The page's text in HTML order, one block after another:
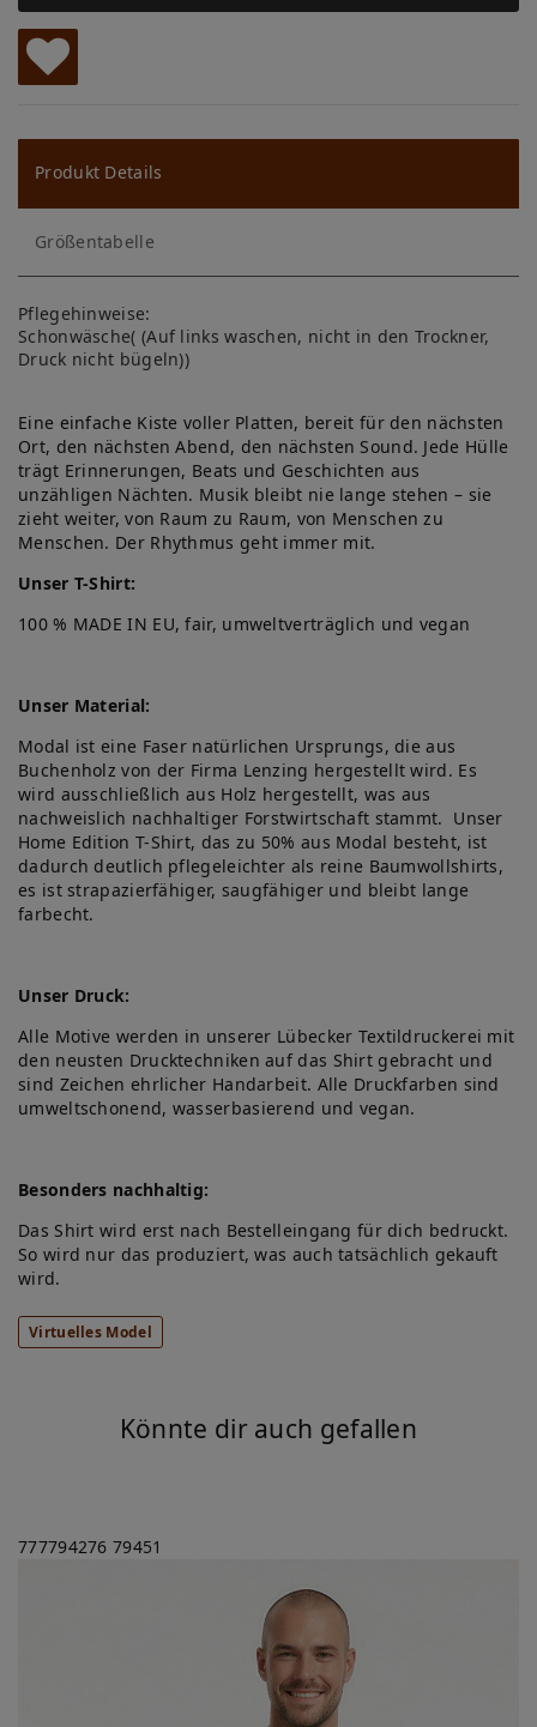
W
u
ns
ch
lis
te
Produkt Details
Größentabelle
Pflegehinweise:
Schonwäsche( (Auf links waschen, nicht in den Trockner,
Druck nicht bügeln))
Eine einfache Kiste voller Platten, bereit für den nächsten
Ort, den nächsten Abend, den nächsten Sound. Jede Hülle
trägt Erinnerungen, Beats und Geschichten aus
unzähligen Nächten. Musik bleibt nie lange stehen – sie
zieht weiter, von Raum zu Raum, von Menschen zu
Menschen. Der Rhythmus geht immer mit.
Unser T-Shirt:
100 % MADE IN EU, fair, umweltverträglich und vegan
Unser Material:
Modal ist eine Faser natürlichen Ursprungs, die aus
Buchenholz von der Firma Lenzing hergestellt wird. Es
wird ausschließlich aus Holz hergestellt, was aus
nachweislich nachhaltiger Forstwirtschaft stammt. Unser
Home Edition T-Shirt, das zu 50% aus Modal besteht, ist
dadurch deutlich pflegeleichter als reine Baumwollshirts,
es ist strapazierfähiger, saugfähiger und bleibt lange
farbecht.
Unser Druck:
Alle Motive werden in unserer Lübecker Textildruckerei mit
den neusten Drucktechniken auf das Shirt gebracht und
sind Zeichen ehrlicher Handarbeit. Alle Druckfarben sind
umweltschonend, wasserbasierend und vegan.
Besonders nachhaltig:
Das Shirt wird erst nach Bestelleingang für dich bedruckt.
So wird nur das produziert, was auch tatsächlich gekauft
wird.
Virtuelles Model
Könnte dir auch gefallen
777794276 79451